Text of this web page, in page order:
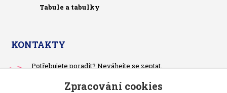
Tabule a tabulky
KONTAKTY
Potřebujete poradit? Neváhejte se zeptat.
Po-čt, po 13 hodiněZpracování cookies